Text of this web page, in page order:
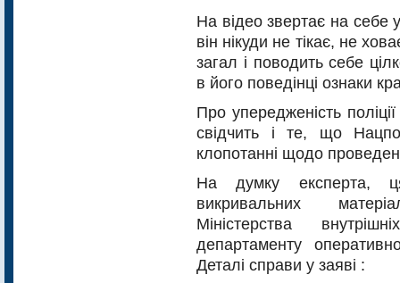
На відео звертає на себе
він нікуди не тікає, не
загал і поводить себе
в його поведінці ознаки
Про упередженість
свідчить і те, що
клопотанні щодо
На думку експерта,
викривальних
Міністерства
департаменту
Деталі справи у заяві :